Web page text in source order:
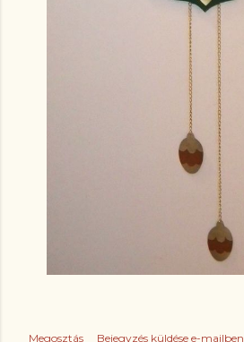
Megosztás
Bejegyzés küldése e-mailben